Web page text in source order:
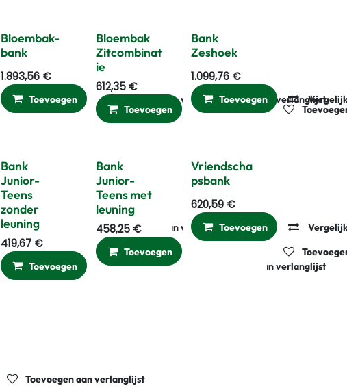
Vergelijken Toevoegen aan verlanglijst
Bloembak-
bank
1.893,56€
Toevoegen Vergelijken Toevoegen aan verlanglijst
Bloembak
Zitcombinat
ie
612,35€
Toevoegen Vergelijken
Bank
Zeshoek
1.099,76€
Toevoegen
Vergelijken Toevoegen aan verlanglijst
Bank
Junior-
Teens
zonder
leuning
419,67€
Toevoegen Vergelijken Toevoegen aan verlanglijst
Bank
Junior-
Teens met
leuning
458,25€
Toevoegen
Vriendscha
psbank
620,59€
Toevoegen
Toevoegen aan verlanglijst